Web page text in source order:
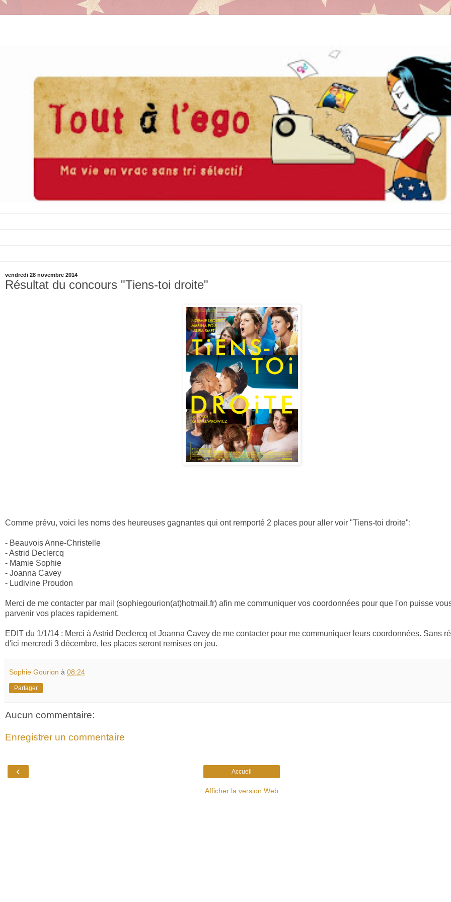
vendredi 28 novembre 2014
Résultat du concours "Tiens-toi droite"
Comme prévu, voici les noms des heureuses gagnantes qui ont remporté 2 places pour aller voir "Tiens-toi droite":
- Beauvois Anne-Christelle
- Astrid Declercq
- Mamie Sophie
- Joanna Cavey
- Ludivine Proudon
Merci de me contacter par mail (sophiegourion(at)hotmail.fr) afin me communiquer vos coordonnées pour que l'on puisse
parvenir vos places rapidement.
EDIT du 1/1/14 : Merci à Astrid Declercq et Joanna Cavey de me contacter pour me communiquer leurs coordonnées. Sans
d'ici mercredi 3 décembre, les places seront remises en jeu.
Sophie Gourion à 08:24
Partager
Aucun commentaire:
Enregistrer un commentaire
‹ Accueil
Afficher la version Web